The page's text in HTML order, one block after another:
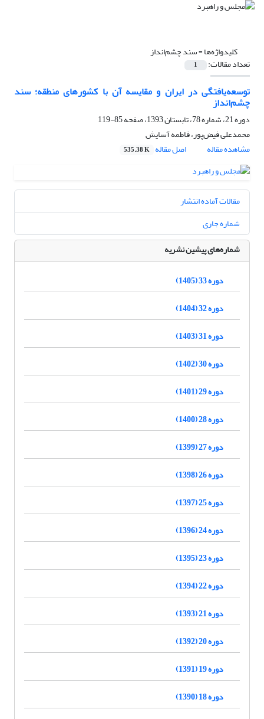
کلیدواژه‌ها =سند چشم‌‌انداز
تعداد مقالات: 1
توسعه‌یافتگی در ایران و مقایسه آن با کشورهای منطقه؛ سند
چشم‌انداز
دوره 21، شماره 78، تابستان 1393، صفحه
85-119
محمدعلی فیض‌پور، فاطمه آسایش
مشاهده مقاله
اصل مقاله 535.38 K
مقالات آماده انتشار
شماره جاری
شماره‌های پیشین نشریه
دوره 33 (1405)
دوره 32 (1404)
دوره 31 (1403)
دوره 30 (1402)
دوره 29 (1401)
دوره 28 (1400)
دوره 27 (1399)
دوره 26 (1398)
دوره 25 (1397)
دوره 24 (1396)
دوره 23 (1395)
دوره 22 (1394)
دوره 21 (1393)
دوره 20 (1392)
دوره 19 (1391)
دوره 18 (1390)